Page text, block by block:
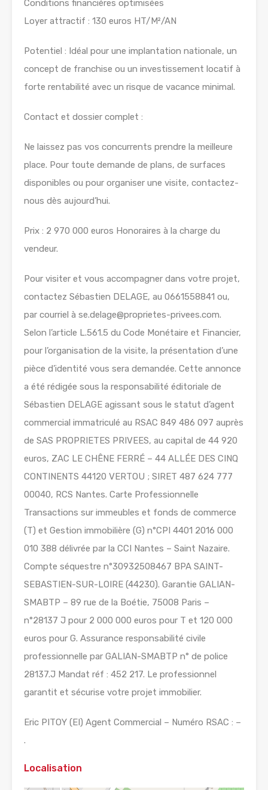
Conditions financières optimisées
Loyer attractif : 130 euros HT/M²/AN
Potentiel : Idéal pour une implantation nationale, un
concept de franchise ou un investissement locatif à
forte rentabilité avec un risque de vacance minimal.
Contact et dossier complet :
Ne laissez pas vos concurrents prendre la meilleure
place. Pour toute demande de plans, de surfaces
disponibles ou pour organiser une visite, contactez-
nous dès aujourd’hui.
Prix : 2 970 000 euros Honoraires à la charge du
vendeur.
Pour visiter et vous accompagner dans votre projet,
contactez Sébastien DELAGE, au 0661558841 ou,
par courriel à se.delage@proprietes-privees.com.
Selon l’article L.561.5 du Code Monétaire et Financier,
pour l’organisation de la visite, la présentation d’une
pièce d’identité vous sera demandée. Cette annonce
a été rédigée sous la responsabilité éditoriale de
Sébastien DELAGE agissant sous le statut d’agent
commercial immatriculé au RSAC 849 486 097 auprès
de SAS PROPRIETES PRIVEES, au capital de 44 920
euros, ZAC LE CHÊNE FERRÉ – 44 ALLÉE DES CINQ
CONTINENTS 44120 VERTOU ; SIRET 487 624 777
00040, RCS Nantes. Carte Professionnelle
Transactions sur immeubles et fonds de commerce
(T) et Gestion immobilière (G) n°CPI 4401 2016 000
010 388 délivrée par la CCI Nantes – Saint Nazaire.
Compte séquestre n°30932508467 BPA SAINT-
SEBASTIEN-SUR-LOIRE (44230). Garantie GALIAN-
SMABTP – 89 rue de la Boétie, 75008 Paris –
n°28137 J pour 2 000 000 euros pour T et 120 000
euros pour G. Assurance responsabilité civile
professionnelle par GALIAN-SMABTP n° de police
28137.J Mandat réf : 452 217. Le professionnel
garantit et sécurise votre projet immobilier.
Eric PITOY (EI) Agent Commercial – Numéro RSAC : –
.
Localisation